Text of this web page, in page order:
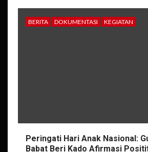
BERITA DOKUMENTASI KEGIATAN
Peringati Hari Anak Nasional:
Babat Beri Kado Afirmasi